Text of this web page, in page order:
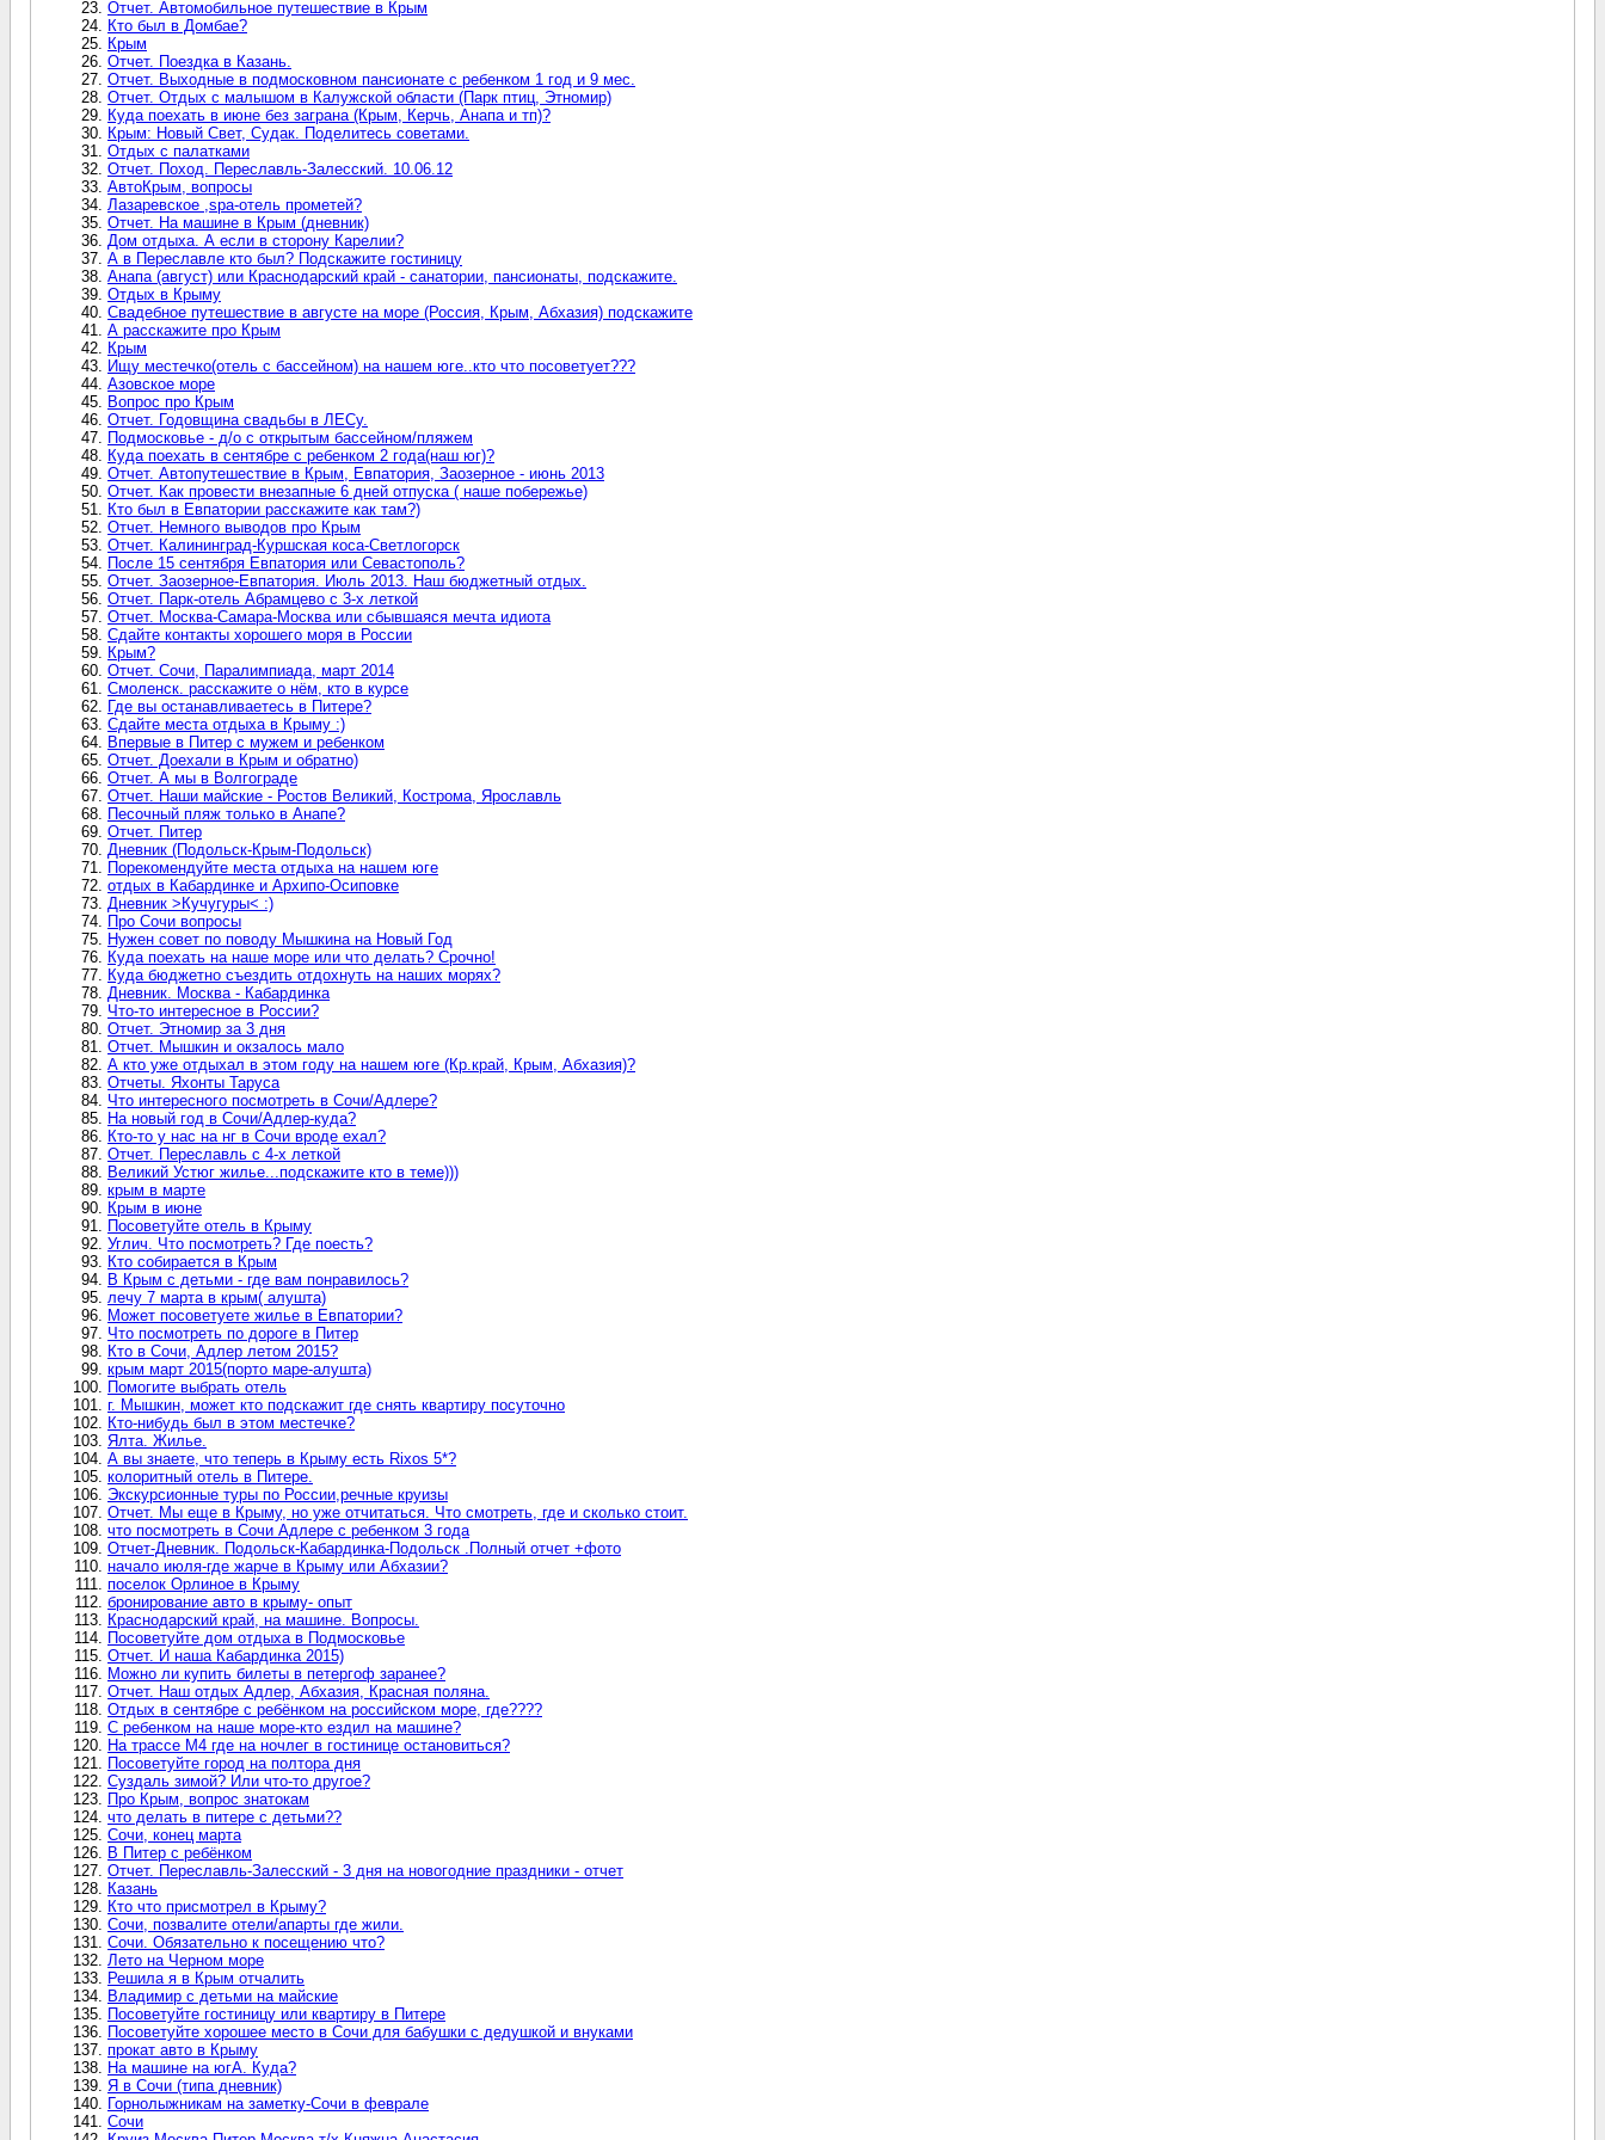
Отчет. Автомобильное путешествие в Крым
Кто был в Домбае?
Крым
Отчет. Поездка в Казань.
Отчет. Выходные в подмосковном пансионате с ребенком 1 год и 9 мес.
Отчет. Отдых с малышом в Калужской области (Парк птиц, Этномир)
Куда поехать в июне без заграна (Крым, Керчь, Анапа и тп)?
Крым: Новый Свет, Судак. Поделитесь советами.
Отдых с палатками
Отчет. Поход. Переславль-Залесский. 10.06.12
АвтоКрым, вопросы
Лазаревское ,spa-отель прометей?
Отчет. На машине в Крым (дневник)
Дом отдыха. А если в сторону Карелии?
А в Переславле кто был? Подскажите гостиницу
Анапа (август) или Краснодарский край - санатории, пансионаты, подскажите.
Отдых в Крыму
Свадебное путешествие в августе на море (Россия, Крым, Абхазия) подскажите
А расскажите про Крым
Крым
Ищу местечко(отель с бассейном) на нашем юге..кто что посоветует???
Азовское море
Вопрос про Крым
Отчет. Годовщина свадьбы в ЛЕСу.
Подмосковье - д/о с открытым бассейном/пляжем
Куда поехать в сентябре с ребенком 2 года(наш юг)?
Отчет. Автопутешествие в Крым, Евпатория, Заозерное - июнь 2013
Отчет. Как провести внезапные 6 дней отпуска ( наше побережье)
Кто был в Евпатории расскажите как там?)
Отчет. Немного выводов про Крым
Отчет. Калининград-Куршская коса-Светлогорск
После 15 сентября Евпатория или Севастополь?
Отчет. Заозерное-Евпатория. Июль 2013. Наш бюджетный отдых.
Отчет. Парк-отель Абрамцево с 3-х леткой
Отчет. Москва-Самара-Москва или сбывшаяся мечта идиота
Сдайте контакты хорошего моря в России
Крым?
Отчет. Сочи, Паралимпиада, март 2014
Смоленск. расскажите о нём, кто в курсе
Где вы останавливаетесь в Питере?
Сдайте места отдыха в Крыму :)
Впервые в Питер с мужем и ребенком
Отчет. Доехали в Крым и обратно)
Отчет. А мы в Волгограде
Отчет. Наши майские - Ростов Великий, Кострома, Ярославль
Песочный пляж только в Анапе?
Отчет. Питер
Дневник (Подольск-Крым-Подольск)
Порекомендуйте места отдыха на нашем юге
отдых в Кабардинке и Архипо-Осиповке
Дневник >Кучугуры< :)
Про Сочи вопросы
Нужен совет по поводу Мышкина на Новый Год
Куда поехать на наше море или что делать? Срочно!
Куда бюджетно съездить отдохнуть на наших морях?
Дневник. Москва - Кабардинка
Что-то интересное в России?
Отчет. Этномир за 3 дня
Отчет. Мышкин и окзалось мало
А кто уже отдыхал в этом году на нашем юге (Кр.край, Крым, Абхазия)?
Отчеты. Яхонты Таруса
Что интересного посмотреть в Сочи/Адлере?
На новый год в Сочи/Адлер-куда?
Кто-то у нас на нг в Сочи вроде ехал?
Отчет. Переславль с 4-х леткой
Великий Устюг жилье...подскажите кто в теме)))
крым в марте
Крым в июне
Посоветуйте отель в Крыму
Углич. Что посмотреть? Где поесть?
Кто собирается в Крым
В Крым с детьми - где вам понравилось?
лечу 7 марта в крым( алушта)
Может посоветуете жилье в Евпатории?
Что посмотреть по дороге в Питер
Кто в Сочи, Адлер летом 2015?
крым март 2015(порто маре-алушта)
Помогите выбрать отель
г. Мышкин, может кто подскажит где снять квартиру посуточно
Кто-нибудь был в этом местечке?
Ялта. Жилье.
А вы знаете, что теперь в Крыму есть Rixos 5*?
колоритный отель в Питере.
Экскурсионные туры по России,речные круизы
Отчет. Мы еще в Крыму, но уже отчитаться. Что смотреть, где и сколько стоит.
что посмотреть в Сочи Адлере с ребенком 3 года
Отчет-Дневник. Подольск-Кабардинка-Подольск .Полный отчет +фото
начало июля-где жарче в Крыму или Абхазии?
поселок Орлиное в Крыму
бронирование авто в крыму- опыт
Краснодарский край, на машине. Вопросы.
Посоветуйте дом отдыха в Подмосковье
Отчет. И наша Кабардинка 2015)
Можно ли купить билеты в петергоф заранее?
Отчет. Наш отдых Адлер, Абхазия, Красная поляна.
Отдых в сентябре с ребёнком на российском море, где????
С ребенком на наше море-кто ездил на машине?
На трассе М4 где на ночлег в гостинице остановиться?
Посоветуйте город на полтора дня
Суздаль зимой? Или что-то другое?
Про Крым, вопрос знатокам
что делать в питере с детьми??
Сочи, конец марта
В Питер с ребёнком
Отчет. Переславль-Залесский - 3 дня на новогодние праздники - отчет
Казань
Кто что присмотрел в Крыму?
Сочи, позвалите отели/апарты где жили.
Сочи. Обязательно к посещению что?
Лето на Черном море
Решила я в Крым отчалить
Владимир с детьми на майские
Посоветуйте гостиницу или квартиру в Питере
Посоветуйте хорошее место в Сочи для бабушки с дедушкой и внуками
прокат авто в Крыму
На машине на югА. Куда?
Я в Сочи (типа дневник)
Горнолыжникам на заметку-Сочи в феврале
Сочи